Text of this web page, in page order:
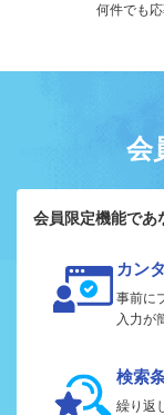
何件でも応
会
会員限定機能であ
カン
事前に
入力が
検索
繰り返